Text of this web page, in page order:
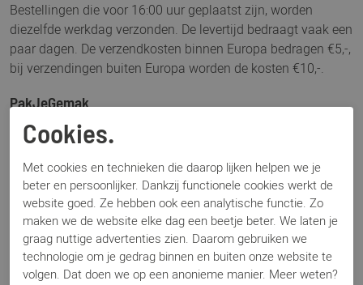
Bestellingen die voor 16:00 uur geplaatst zijn, worden
diezelfde werkdag verzonden. De levertijd bedraagt vaak een
paar dagen. De verzendkosten binnen Europa bedragen €5,-,
bij verzendingen buiten Europa worden de kosten €10,-.
PakJeGemak
Een bestelling kan ook bezorgd worden via PakJeGemak.
afhaallocatie in jouw buurt.
Ophalen in de winkel
Uiteraard kan je er ook voor kiezen om het product in onze
winkel in Barneveld op te halen.
Cookies.
Met cookies en technieken die daarop lijken helpen we je
beter en persoonlijker. Dankzij functionele cookies werkt de
website goed. Ze hebben ook een analytische functie. Zo
maken we de website elke dag een beetje beter. We laten je
graag nuttige advertenties zien. Daarom gebruiken we
technologie om je gedrag binnen en buiten onze website te
volgen. Dat doen we op een anonieme manier. Meer weten?